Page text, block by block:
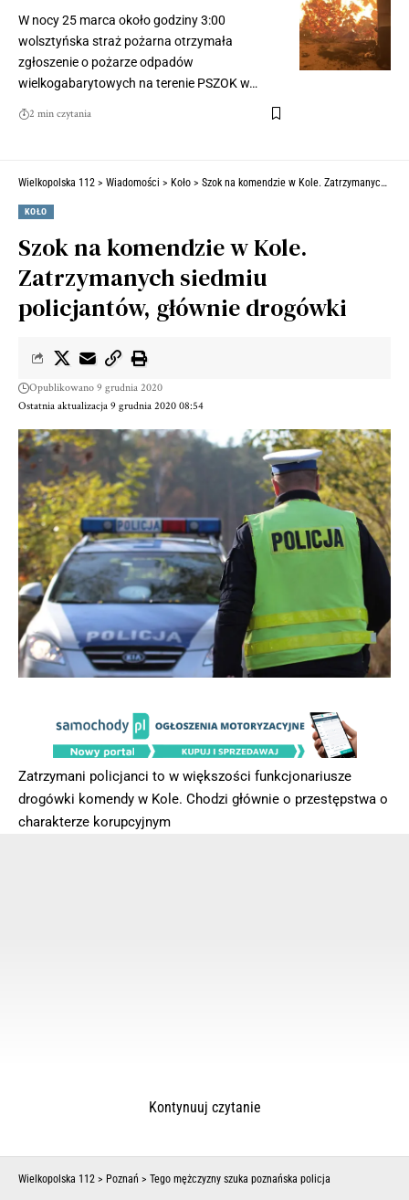
W nocy 25 marca około godziny 3:00
wolsztyńska straż pożarna otrzymała
zgłoszenie o pożarze odpadów
wielkogabarytowych na terenie PSZOK w…
2 min czytania
Wielkopolska 112 > Wiadomości > Koło > Szok na komendzie w Kole. Zatrzymanych siedmiu policjantów, głównie drogówki
KOŁO
Szok na komendzie w Kole.
Zatrzymanych siedmiu
policjantów, głównie drogówki
Ostatnia aktualizacja 9 grudnia 2020 08:54
Opublikowano 9 grudnia 2020
Zatrzymani policjanci to w większości funkcjonariusze
drogówki komendy w Kole. Chodzi głównie o przestępstwa o
charakterze korupcyjnym
Kontynuuj czytanie
Wielkopolska 112 > Poznań > Tego mężczyzny szuka poznańska policja